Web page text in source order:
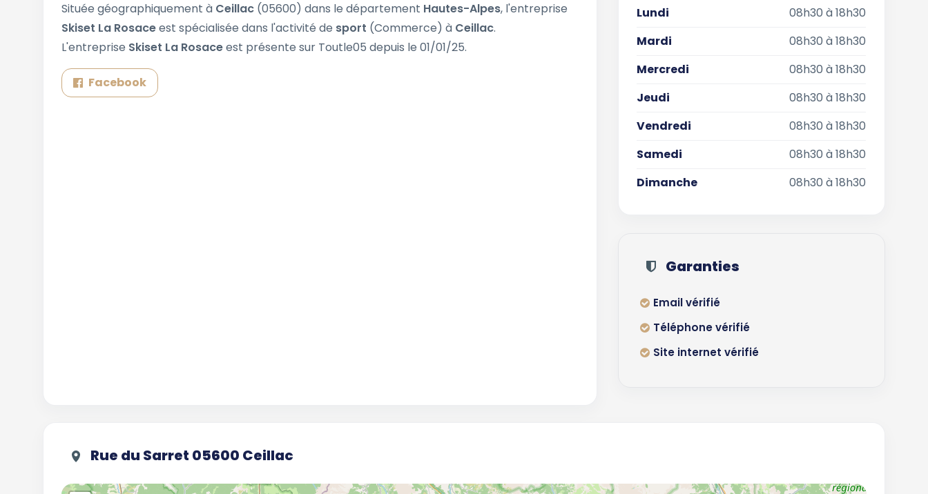
Située géographiquement à Ceillac (05600) dans le département Hautes-Alpes, l'entreprise
Skiset La Rosaceest spécialisée dans l'activité de sport (Commerce) à Ceillac.
L'entreprise Skiset La Rosaceest présente sur Toutle05 depuis le 01/01/25.
Facebook
Lundi
08h30 à 18h30
Mardi
08h30 à 18h30
Mercredi
08h30 à 18h30
Jeudi
08h30 à 18h30
Vendredi
08h30 à 18h30
Samedi
08h30 à 18h30
Dimanche
08h30 à 18h30
Garanties
Email vérifié
Téléphone vérifié
Site internet vérifié
Rue du Sarret 05600 Ceillac